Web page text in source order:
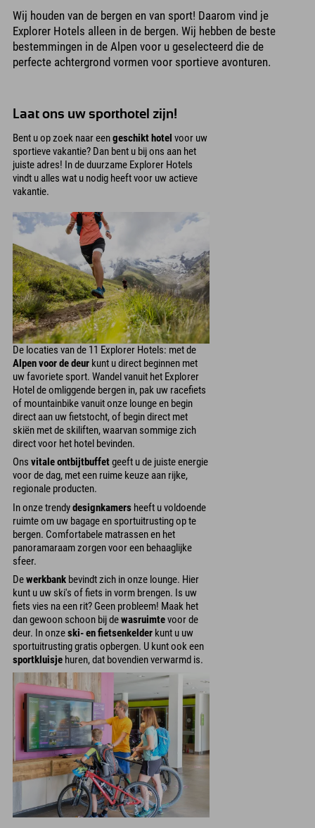
Wij houden van de bergen en van sport! Daarom vind je
Explorer Hotels alleen in de bergen. Wij hebben de beste
bestemmingen in de Alpen voor u geselecteerd die de
perfecte achtergrond vormen voor sportieve avonturen.
Laat ons uw sporthotel zijn!
Bent u op zoek naar eengeschikt hotel voor uw
sportieve vakantie? Dan bent u bij ons aan het
juiste adres! In de duurzame Explorer Hotels
vindt u alles wat u nodig heeft voor uw actieve
vakantie.
De locaties van de 11 Explorer Hotels: met de
Alpen voor de deur kunt u direct beginnen met
uw favoriete sport. Wandel vanuit het Explorer
Hotel de omliggende bergen in, pak uw racefiets
of mountainbike vanuit onze lounge en begin
direct aan uw fietstocht, of begin direct met
skiën met de skiliften, waarvan sommige zich
direct voor het hotel bevinden.
Ons vitale ontbijtbuffetgeeft u de juiste energie
voor de dag, met een ruime keuze aan rijke,
regionale producten.
In onze trendydesignkamers heeft u voldoende
ruimte om uw bagage en sportuitrusting op te
bergen. Comfortabele matrassen en het
panoramaraam zorgen voor een behaaglijke
sfeer.
Dewerkbank bevindt zich in onze lounge. Hier
kunt u uw ski's of fiets in vorm brengen. Is uw
fiets vies na een rit? Geen probleem! Maak het
dan gewoon schoon bij dewasruimtevoor de
deur. In onzeski- en fietsenkelder kunt u uw
sportuitrusting gratis opbergen. U kunt ook een
sportkluisje huren, dat bovendien verwarmd is.